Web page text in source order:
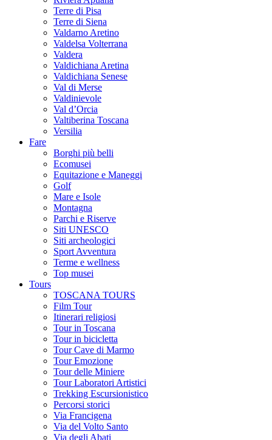
Terre di Pisa
Terre di Siena
Valdarno Aretino
Valdelsa Volterrana
Valdera
Valdichiana Aretina
Valdichiana Senese
Val di Merse
Valdinievole
Val d’Orcia
Valtiberina Toscana
Versilia
Fare
Borghi più belli
Ecomusei
Equitazione e Maneggi
Golf
Mare e Isole
Montagna
Parchi e Riserve
Siti UNESCO
Siti archeologici
Sport Avventura
Terme e wellness
Top musei
Tours
TOSCANA TOURS
Film Tour
Itinerari religiosi
Tour in Toscana
Tour in bicicletta
Tour Cave di Marmo
Tour Emozione
Tour delle Miniere
Tour Laboratori Artistici
Trekking Escursionistico
Percorsi storici
Via Francigena
Via del Volto Santo
Via degli Abati